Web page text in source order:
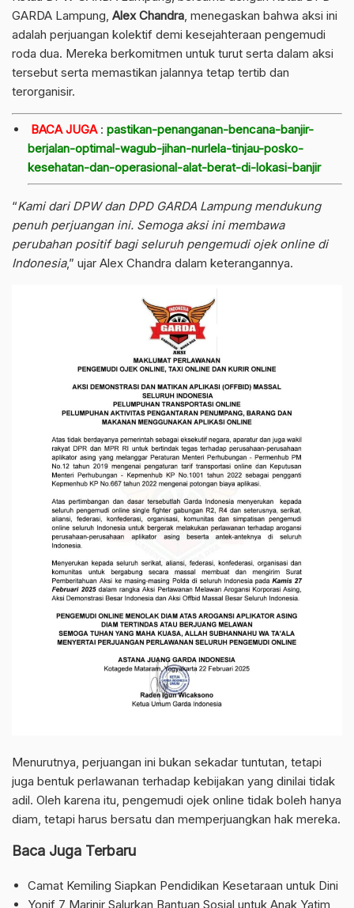
GARDA Lampung, Alex Chandra , menegaskan bahwa aksi ini
adalah perjuangan kolektif demi kesejahteraan pengemudi
roda dua. Mereka berkomitmen untuk turut serta dalam aksi
tersebut serta memastikan jalannya tetap tertib dan
terorganisir.
BACA JUGA: pastikan-penanganan-bencana-banjir-
berjalan-optimal-wagub-jihan-nurlela-tinjau-posko-
kesehatan-dan-operasional-alat-berat-di-lokasi-banjir
“Kami dari DPW dan DPD GARDA Lampung mendukung
penuh perjuangan ini. Semoga aksi ini membawa
perubahan positif bagi seluruh pengemudi ojek online di
Indonesia,” ujar Alex Chandra dalam keterangannya.
Menurutnya, perjuangan ini bukan sekadar tuntutan, tetapi
juga bentuk perlawanan terhadap kebijakan yang dinilai tidak
adil. Oleh karena itu, pengemudi ojek online tidak boleh hanya
diam, tetapi harus bersatu dan memperjuangkan hak mereka.
Baca Juga Terbaru
Camat Kemiling Siapkan Pendidikan Kesetaraan untuk Dini
Yonif 7 Marinir Salurkan Bantuan Sosial untuk Anak Yatim